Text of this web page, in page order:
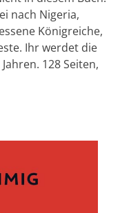
nach Nigeria,
Königreiche,
Ihr werdet die
128 Seiten,